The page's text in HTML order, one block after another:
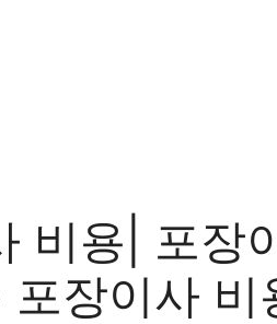
비용| 포장
장이사 비